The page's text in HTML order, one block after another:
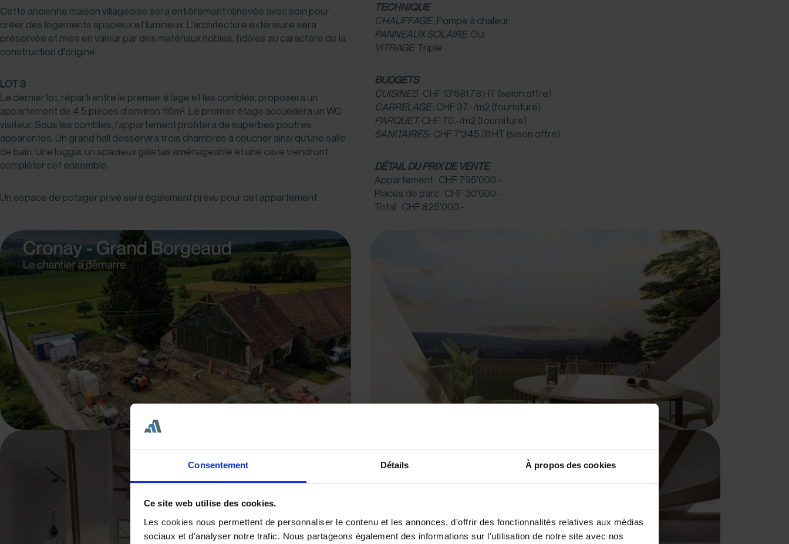
Consentement Détails À propos des cookies
Ce site web utilise des cookies.
Les cookies nous permettent de personnaliser le contenu et les annonces, d'offrir des fonctionnalités relatives aux médias
sociaux et d'analyser notre trafic. Nous partageons également des informations sur l'utilisation de notre site avec nos
Cette ancienne maison villageoise sera entièrement rénovée avec soin pour
créer des logements spacieux et lumineux. L'architecture extérieure sera
préservée et mise en valeur par des matériaux nobles, fidèles au caractère de la
construction d'origine.
LOT 3
Le dernier lot, réparti entre le premier étage et les combles, proposera un
appartement de 4.5 pièces d'environ 116m². Le premier étage accueillera un WC
visiteur. Sous les combles, l'appartement profitera de superbes poutres
apparentes. Un grand hall desservira trois chambres à coucher ainsi qu'une salle
de bain. Une loggia, un spacieux galetas aménageable et une cave viendront
compléter cet ensemble.
Un espace de potager privé sera également prévu pour cet appartement.
TECHNIQUE
CHAUFFAGE: Pompe à chaleur
PANNEAUX SOLAIRE: Oui
VITRAGE: Triple
BUDGETS
CUISINES: CHF 13'681.78 HT (selon offre)
CARRELAGE: CHF 37.-/m2 (fourniture)
PARQUET:CHF 70.-/m2 (fourniture)
SANITAIRES: CHF 7'345.31 HT (sleon offre)
DÉTAIL DU PRIX DE VENTE
Appartement : CHF 795'000.-
Places de parc : CHF 30'000.-
Total : CHF 825'000.-